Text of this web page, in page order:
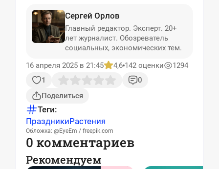
Сергей Орлов
Главный редактор. Эксперт. 20+
лет журналист. Обозреватель
социальных, экономических тем.
16 апреля 2025 в 21:45
4,6 142 оценки
1294
1
0
Поделиться
Теги:
ПраздникиРастения
Обложка: @EyeEm / freepik.com
0 комментариев
Рекомендуем